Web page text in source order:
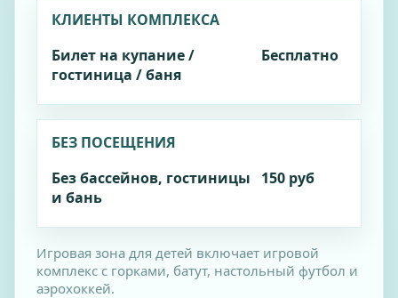
КЛИЕНТЫ КОМПЛЕКСА
Билет на купание /
гостиница / баня
Бесплатно
БЕЗ ПОСЕЩЕНИЯ
Без бассейнов, гостиницы
и бань
150 руб
Игровая зона для детей включает игровой
комплекс с горками, батут, настольный футбол и
аэрохоккей.